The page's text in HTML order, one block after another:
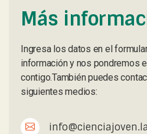
Más
Ingresa los datos en el
información y nos pondremos
contigo.También puedes
siguientes medios:
info@cienciajoven.la